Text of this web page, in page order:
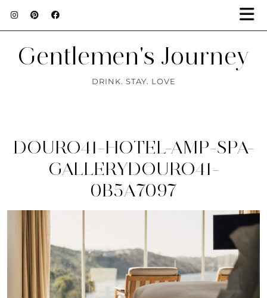
Gentlemen's Journey
DRINK. STAY. LOVE
DOURO41-HOTEL-AMP-SPA-
GALLERYDOURO41-
0B5A7097